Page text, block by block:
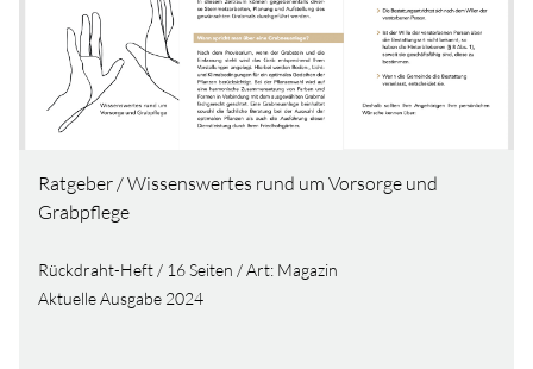
Ratgeber / Wissenswertes rund um Vorsorge und
Grabpflege
Rückdraht-Heft / 16 Seiten / Art: Magazin
Aktuelle Ausgabe 2024